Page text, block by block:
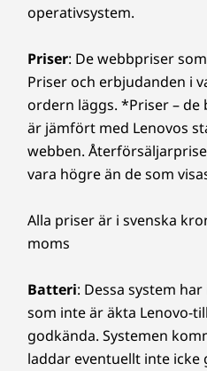
Överföringshastigheten via USB-portarna är
och driftmiljö. Den faktiska hastigheten
WiFi
WiFi 6 | WiFi 6E* (Evo™)
Upp till Bluetooth®5.1
routrar/AP/gatewayer förberedda för WiFi
och frekvenstilldelning.
konfigureras vid köptillfället och kräver
Specifikationerna kan variera
operativsystem.
Priser: De webbpriser
Priser och erbjudanden i
ordern läggs. *Priser – de
är jämfört med Lenovos
webben.
vara högre än de som
Alla priser är i svenska
moms
Batteri: Dessa system
som inte är äkta Lenovo-
godkända. Systemen
laddar eventuellt inte icke